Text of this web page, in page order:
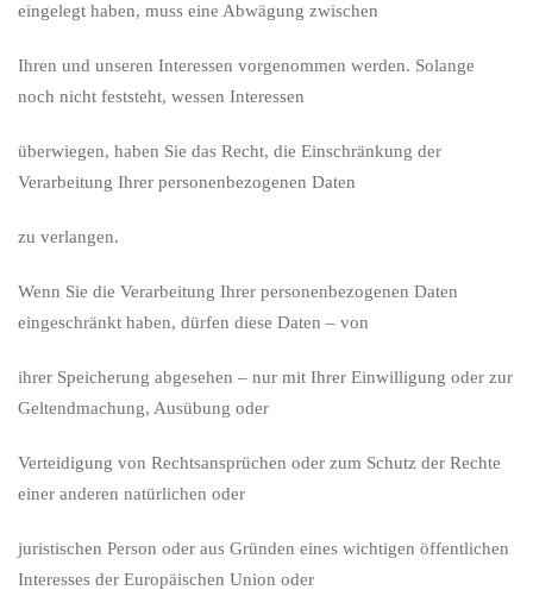
eingelegt haben, muss eine Abwägung zwischen
Ihren und unseren Interessen vorgenommen werden. Solange
noch nicht feststeht, wessen Interessen
überwiegen, haben Sie das Recht, die Einschränkung der
Verarbeitung Ihrer personenbezogenen Daten
zu verlangen.
Wenn Sie die Verarbeitung Ihrer personenbezogenen Daten
eingeschränkt haben, dürfen diese Daten – von
ihrer Speicherung abgesehen – nur mit Ihrer Einwilligung oder zur
Geltendmachung, Ausübung oder
Verteidigung von Rechtsansprüchen oder zum Schutz der Rechte
einer anderen natürlichen oder
juristischen Person oder aus Gründen eines wichtigen öffentlichen
Interesses der Europäischen Union oder